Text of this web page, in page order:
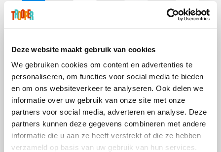
Deze website maakt gebruik van cookies
We gebruiken cookies om content en advertenties te
personaliseren, om functies voor social media te bieden
en om ons websiteverkeer te analyseren. Ook delen we
informatie over uw gebruik van onze site met onze
partners voor social media, adverteren en analyse. Deze
partners kunnen deze gegevens combineren met andere
informatie die u aan ze heeft verstrekt of die ze hebben
verzameld op basis van uw gebruik van hun services.
Prijsvrij De Online Drogist
Vidaxl Lampenlicht.be Adidas Hotels.com
DectDirect